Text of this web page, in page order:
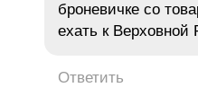
броневичке со
ехать к Верховной
Ответить